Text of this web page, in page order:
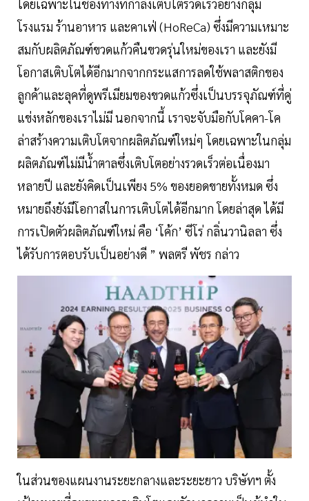
โดยเฉพาะในช่องทางที่กำลังเติบโตรวดเร็วอย่างกลุ่ม
โรงแรม ร้านอาหาร และคาเฟ่ (HoReCa) ซึ่งมีความเหมาะ
สมกับผลิตภัณฑ์ขวดแก้วคืนขวดรุ่นใหม่ของเรา และยังมี
โอกาสเติบโตได้อีกมากจากกระแสการลดใช้พลาสติกของ
ลูกค้าและลุคที่ดูพรีเมียมของขวดแก้วซึ่งเป็นบรรจุภัณฑ์ที่คู่
แข่งหลักของเราไม่มี นอกจากนี้ เราจะจับมือกับโคคา-โค
ล่าสร้างความเติบโตจากผลิตภัณฑ์ใหม่ๆ โดยเฉพาะในกลุ่ม
ผลิตภัณฑ์ไม่มีน้ำตาลซึ่งเติบโตอย่างรวดเร็วต่อเนื่องมา
หลายปี และยังคิดเป็นเพียง 5% ของยอดขายทั้งหมด ซึ่ง
หมายถึงยังมีโอกาสในการเติบโตได้อีกมาก โดยล่าสุด ได้มี
การเปิดตัวผลิตภัณฑ์ใหม่ คือ ‘โค้ก’ ซีโร่ กลิ่นวานิลลา ซึ่ง
ได้รับการตอบรับเป็นอย่างดี ” พลตรี พัชร กล่าว
ในส่วนของแผนงานระยะกลางและระยะยาว บริษัทฯ ตั้ง